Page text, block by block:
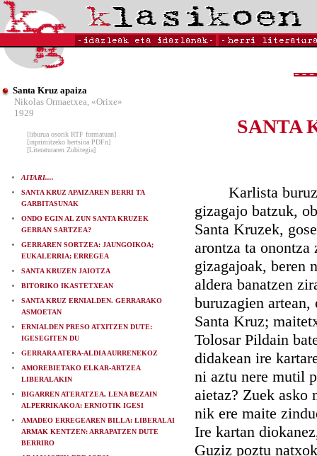
Santa Kruz apaiza
Nikolas Ormaetxea, «Orixe»
1929
[liburua osorik RTF formatuan]
[inprimitzeko bertsioa PDFn]
[Literaturaren Zubitegia]
AITARI....
SANTA KRUZ APAIZAREN BERRI TA
GARBITASUNAK
ONDO EGIN AL ZUN SANTA KRUZEK
GERRAN SARTZEA?
GERRAREN SORTZEA: JAUNGOIKOA;
EUKALERRIA; ERREGEA
SANTA KRUZEN JAIOTZA
BITORIKO IKASTETXEAN
SANTA KRUZ ERNIALDEN. GERRARAKO
ASMOETAN
ERNIALDEN PRESO ATXITZEN DUTE:
IGESEGITEN DU
GERRARA ATERA-ALDIA AURRENEKOZ
AMOREBIETAKO ELKAR-ARTZEA
LIBERALAKIN
BIGARREN ATERATZEA, LENA BEZAIN
ALPERRIKAKOA: ERNIOTIK IGESI
AMADEO ERREGEAREN BILLA: LIBERALAI
ARMAK KENTZEN: ARRAPATZEN DUTE
BERRIRO
SANTA
Karlista
gizagajo batzuk,
Santa Kruzek,
arontza ta
gizagajoak, beren
aldera banatzen
buruzagien
Santa Kruz;
Tolosar Pildain
didakean ire
ni aztu nere mutil
aietaz? Zuek asko
nik ere maite
Ire kartan
Guziz poztu